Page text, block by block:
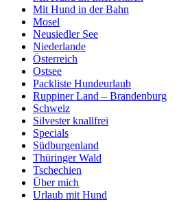
Mit Hund in der Bahn
Mosel
Neusiedler See
Niederlande
Österreich
Ostsee
Packliste Hundeurlaub
Ruppiner Land – Brandenburg
Schweiz
Silvester knallfrei
Specials
Südburgenland
Thüringer Wald
Tschechien
Über mich
Urlaub mit Hund